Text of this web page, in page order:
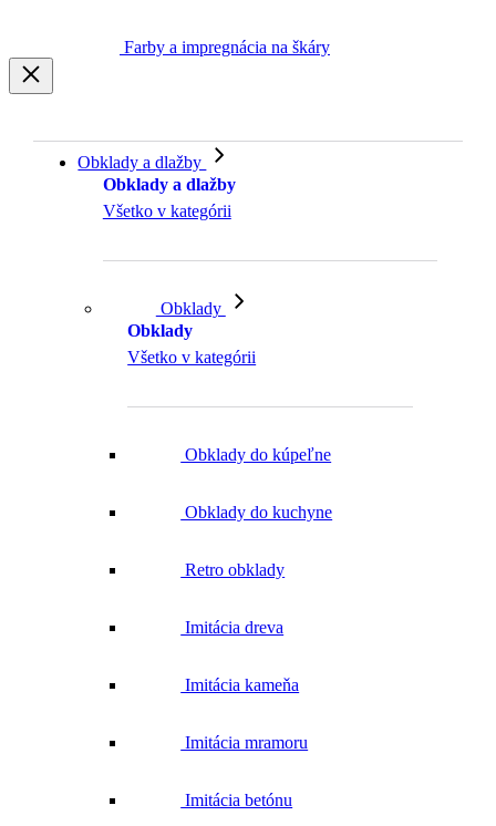
Farby a impregnácia na škáry
Obklady a dlažby
Obklady a dlažby
Všetko v kategórii
Obklady
Obklady
Všetko v kategórii
Obklady do kúpeľne
Obklady do kuchyne
Retro obklady
Imitácia dreva
Imitácia kameňa
Imitácia mramoru
Imitácia betónu